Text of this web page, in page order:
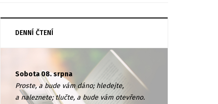
DENNÍ ČTENÍ
Sobota 08. srpna
Proste, a bude vám dáno; hledejte,
a naleznete; tlučte, a bude vám otevřeno.